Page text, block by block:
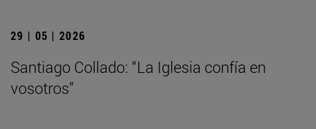
29 | 05 | 2026
Santiago Collado: “La Iglesia confía en
vosotros”